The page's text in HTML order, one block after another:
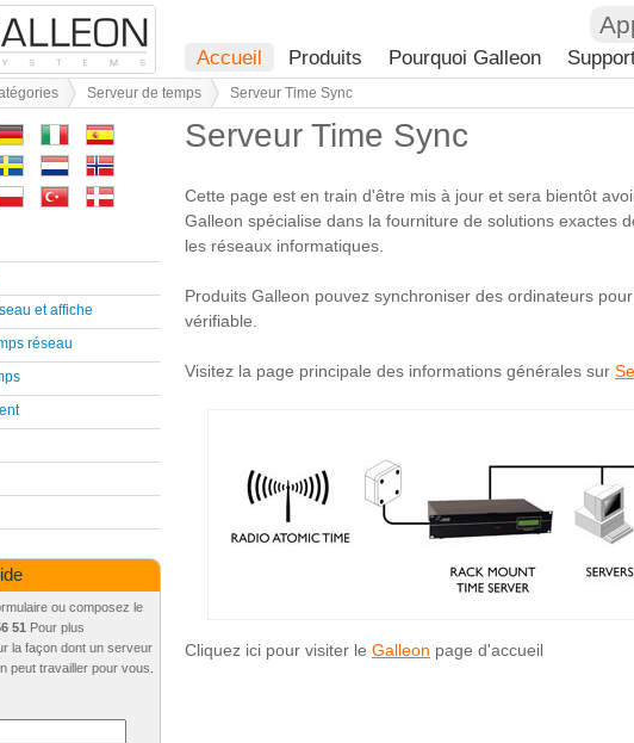
Accueil Produits Pourquoi Galleon
Serveur de temps Serveur Time Sync
Serveur Time Sync
Cette page est en train d'être mis à jour et sera bientôt
Galleon spécialise dans la fourniture de solutions exactes
les réseaux informatiques.
Produits Galleon pouvez synchroniser des ordinateurs
vérifiable.
Visitez la page principale des informations générales sur
Cliquez ici pour visiter le Galleon page d'accueil
et affiche
réseau
ou composez le
51 Pour plus
la façon dont un serveur
peut travailler pour vous.